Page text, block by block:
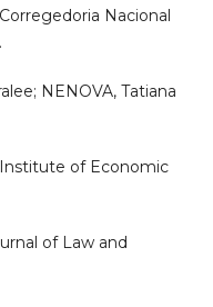
Nacional
NENOVA, Tatiana
of Economic
of Law and